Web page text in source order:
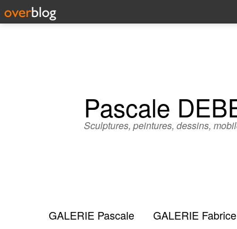
Pascale
Sculptures, peintures, dessins,
GALERIE Pascale GALERIE Fabrice